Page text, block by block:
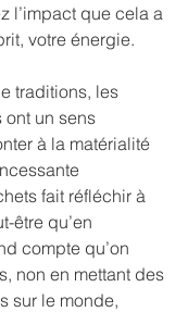
l’impact que cela a
votre énergie.
traditions, les
un sens
à la matérialité
fait réfléchir à
être qu’en
compte qu’on
non en mettant des
sur le monde,